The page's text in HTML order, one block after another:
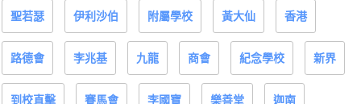
聖若瑟 伊利沙伯 附屬學校 黃大仙 香港
路德會 李兆基 九龍 商會 紀念學校 新界
到校直擊 賽馬會 李國寶 樂善堂 迦南